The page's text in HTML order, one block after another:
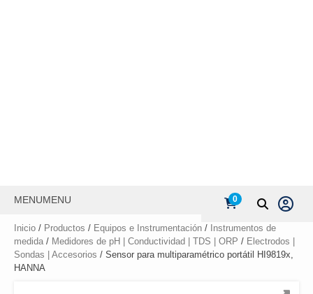
MENUMENU 0
Inicio / Productos / Equipos e Instrumentación / Instrumentos de
medida / Medidores de pH | Conductividad | TDS | ORP / Electrodos |
Sondas | Accesorios / Sensor para multiparamétrico portátil HI9819x,
HANNA